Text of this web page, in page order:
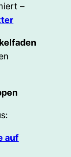
–
auf